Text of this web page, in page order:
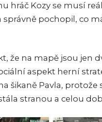
hráč Kozy se musí
správně pochopil, co
že na mapě jsou jen
aspekt herní
šikaně Pavla, protože
stranou a celou